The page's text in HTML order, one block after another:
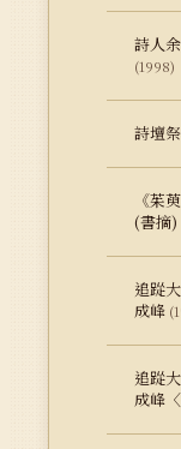
詩人
(1998)
詩壇
《茱
(書摘)
追踨
成峰
追踨
成峰